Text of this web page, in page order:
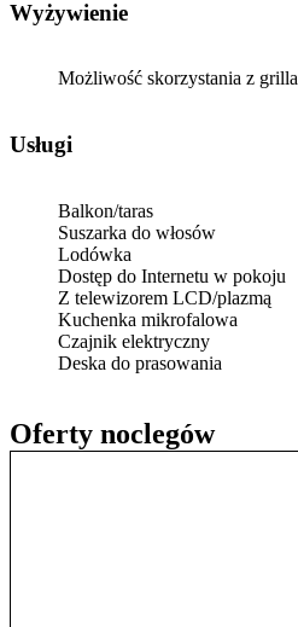
Oferty noclegów
Wyżywienie
Możliwość skorzystania z grilla
Usługi
Balkon/taras
Suszarka do włosów
Lodówka
Dostęp do Internetu w pokoju
Z telewizorem LCD/plazmą
Kuchenka mikrofalowa
Czajnik elektryczny
Deska do prasowania